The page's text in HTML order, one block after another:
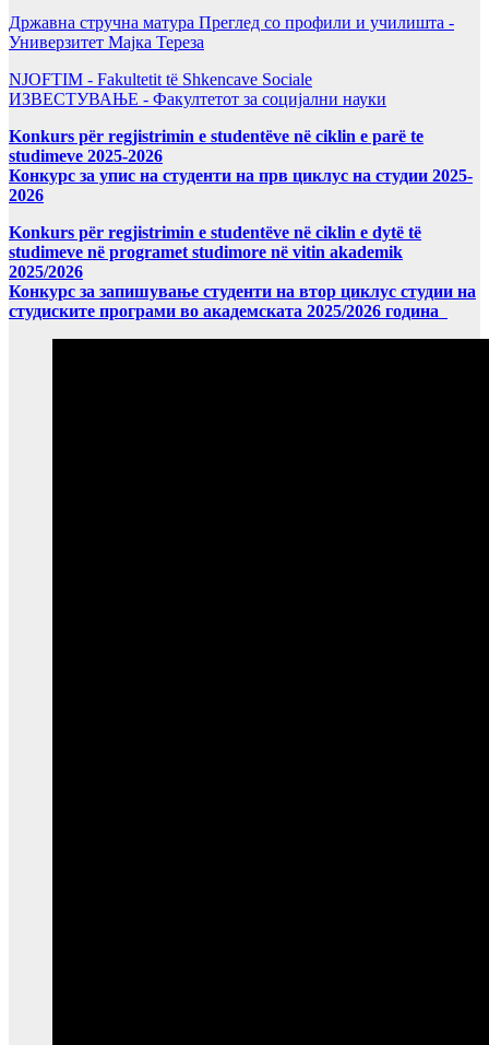
Државна стручна матура Преглед со профили и училишта -
Универзитет Мајка Тереза
NJOFTIM - Fakultetit të Shkencave Sociale
ИЗВЕСТУВАЊЕ - Факултетот за социјални науки
Konkurs për regjistrimin e studentëve në ciklin e parë te
studimeve 2025-2026
Конкурс за упис на студенти на прв циклус на студии 2025-
2026
Konkurs për regjistrimin e studentëve në ciklin e dytë të
studimeve në programet studimore në vitin akademik
2025/2026
Конкурс за запишување студенти на втор циклус студии на
студиските програми во академската 2025/2026 година